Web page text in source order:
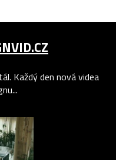
Každý den nová videa